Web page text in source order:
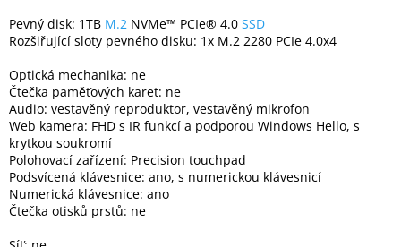
Přihlášení
Pevný disk: 1TB M.2 NVMe™ PCIe® 4.0 SSD
Rozšiřující sloty pevného disku: 1x M.2 2280 PCIe 4.0x4
Optická mechanika: ne
Čtečka paměťových karet: ne
Audio: vestavěný reproduktor, vestavěný mikrofon
Web kamera: FHD s IR funkcí a podporou Windows Hello, s
krytkou soukromí
Polohovací zařízení: Precision touchpad
Podsvícená klávesnice: ano, s numerickou klávesnicí
Numerická klávesnice: ano
Čtečka otisků prstů: ne